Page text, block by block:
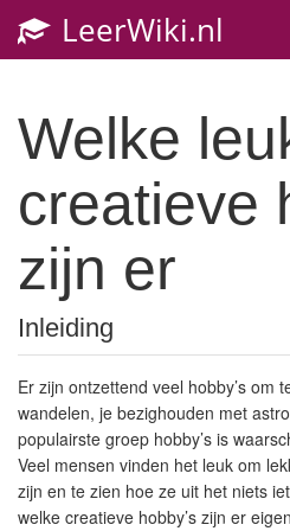
LeerWiki.nl
Welke
creatieve
zijn er
Inleiding
Er zijn ontzettend veel hobby’s om
wandelen, je bezighouden met
populairste groep hobby’s is
Veel mensen vinden het leuk om
zijn en te zien hoe ze uit het niets
welke creatieve hobby’s zijn er